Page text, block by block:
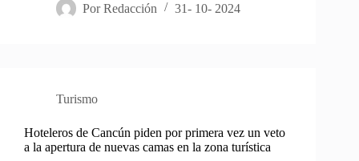
Por Redacción 31- 10- 2024
Turismo
Hoteleros de Cancún piden por primera vez un veto
a la apertura de nuevas camas en la zona turística